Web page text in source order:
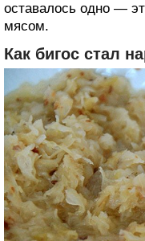
оставалось одно —
мясом.
Как бигос стал